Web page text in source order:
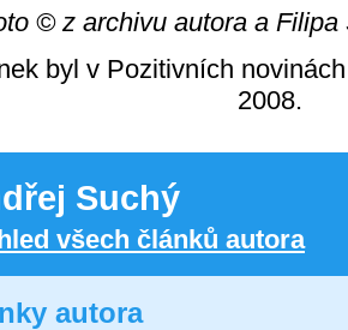
© z archivu autora a Filipa
byl v Pozitivních
2008.
Suchý
všech článků autora
autora